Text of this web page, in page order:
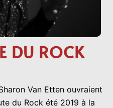
DU ROCK
Van Etten ouvraient
du Rock été 2019 à la